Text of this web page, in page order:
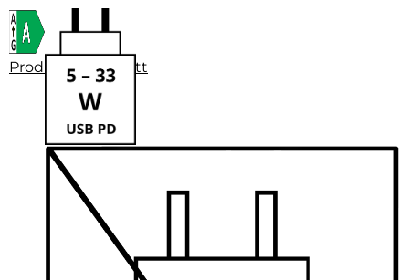
Produktdatenblatt